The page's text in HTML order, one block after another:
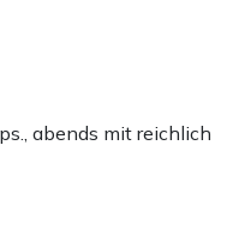
abends mit reichlich